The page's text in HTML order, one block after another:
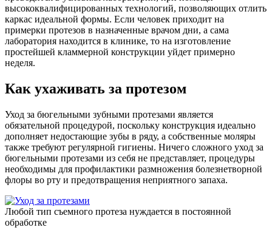
высококвалифицированных технологий, позволяющих отлить
каркас идеальной формы. Если человек приходит на
примерки протезов в назначенные врачом дни, а сама
лаборатория находится в клинике, то на изготовление
простейшей кламмерной конструкции уйдет примерно
неделя.
Как ухаживать за протезом
Уход за бюгельными зубными протезами является
обязательной процедурой, поскольку конструкция идеально
дополняет недостающие зубы в ряду, а собственные моляры
также требуют регулярной гигиены. Ничего сложного уход за
бюгельными протезами из себя не представляет, процедуры
необходимы для профилактики размножения болезнетворной
флоры во рту и предотвращения неприятного запаха.
Любой тип съемного протеза нуждается в постоянной
обработке